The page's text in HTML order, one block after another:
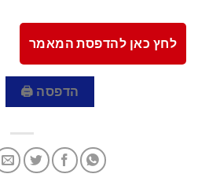
לחץ כאן להדפסת המאמר
הדפסה 🖨